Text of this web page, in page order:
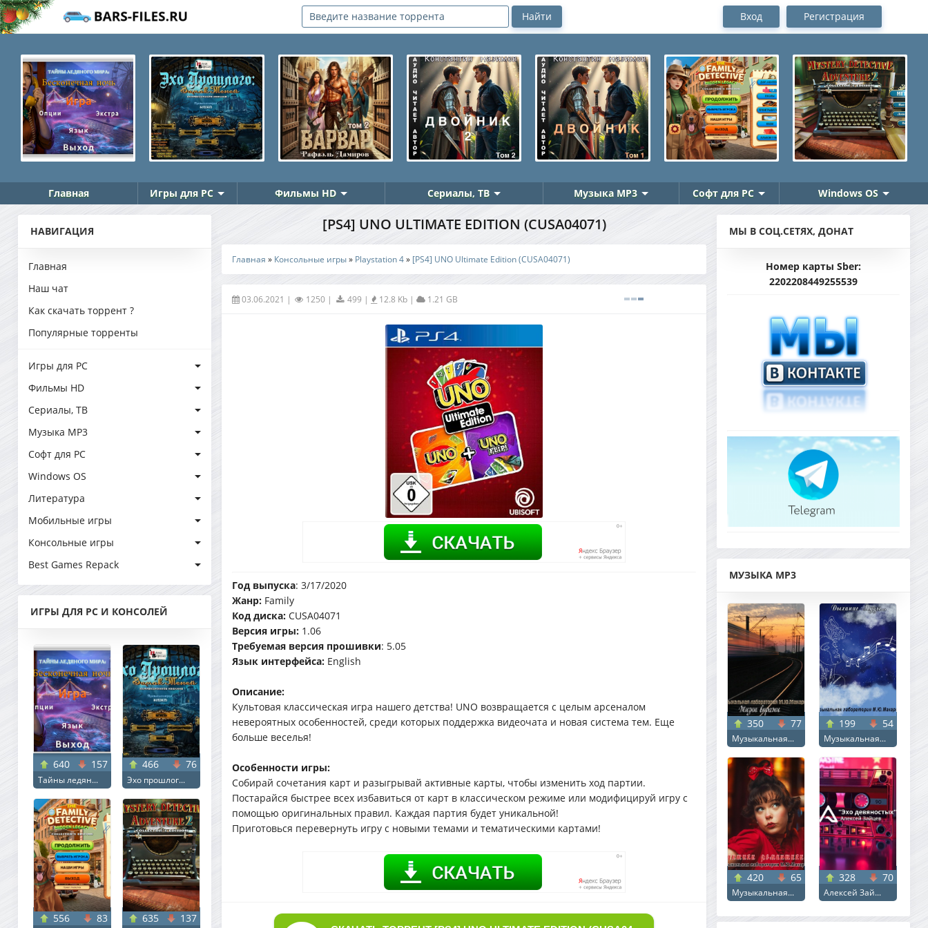
Вход Регистрация
Главная Игры для PC Фильмы HD Сериалы, ТВ Музыка MP3 Софт для PC Windows OS
НАВИГАЦИЯ
Главная
Наш чат
Как скачать торрент ?
Популярные торренты
Игры для PC
Фильмы HD
Сериалы, ТВ
Музыка MP3
Софт для PC
Windows OS
Литература
Мобильные игры
Консольные игры
Best Games Repack
ИГРЫ ДЛЯ PC И КОНСОЛЕЙ
640 157
Тайны ледян...
466 76
Эхо прошлог...
556 83 635 137
[PS4] UNO ULTIMATE EDITION (CUSA04071)
Главная » Консольные игры» Playstation 4» [PS4] UNO Ultimate Edition (CUSA04071)
03.06.2021 | 1250 | 499 | 12.8 Kb| 1.21 GB
Год выпуска: 3/17/2020
Жанр: Family
Код диска: CUSA04071
Версия игры: 1.06
Требуемая версия прошивки: 5.05
Язык интерфейса: English
Описание:
Культовая классическая игра нашего детства! UNO возвращается с целым арсеналом
невероятных особенностей, среди которых поддержка видеочата и новая система тем. Еще
больше веселья!
Особенности игры:
Собирай сочетания карт и разыгрывай активные карты, чтобы изменить ход партии.
Постарайся быстрее всех избавиться от карт в классическом режиме или модифицируй игру с
помощью оригинальных правил. Каждая партия будет уникальной!
Приготовься перевернуть игру с новыми темами и тематическими картами!
МЫ В СОЦ.СЕТЯХ, ДОНАТ
Номер карты Sber:
2202208449255539
МУЗЫКА MP3
350 77
Музыкальная...
199 54
Музыкальная...
420 65
Музыкальная...
328 70
Алексей Зай...